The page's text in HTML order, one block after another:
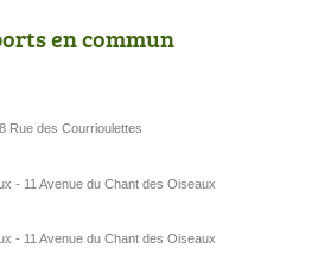
en commun
Rue des Courrioulettes
- 11 Avenue du Chant des Oiseaux
- 11 Avenue du Chant des Oiseaux